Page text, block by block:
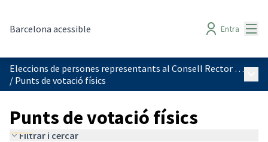
Barcelona acessible Entra
Eleccions de persones representants al Consell Rector de l'IMPD
/ Punts de votació físics
Punts de votació físics
Filtrar i cercar